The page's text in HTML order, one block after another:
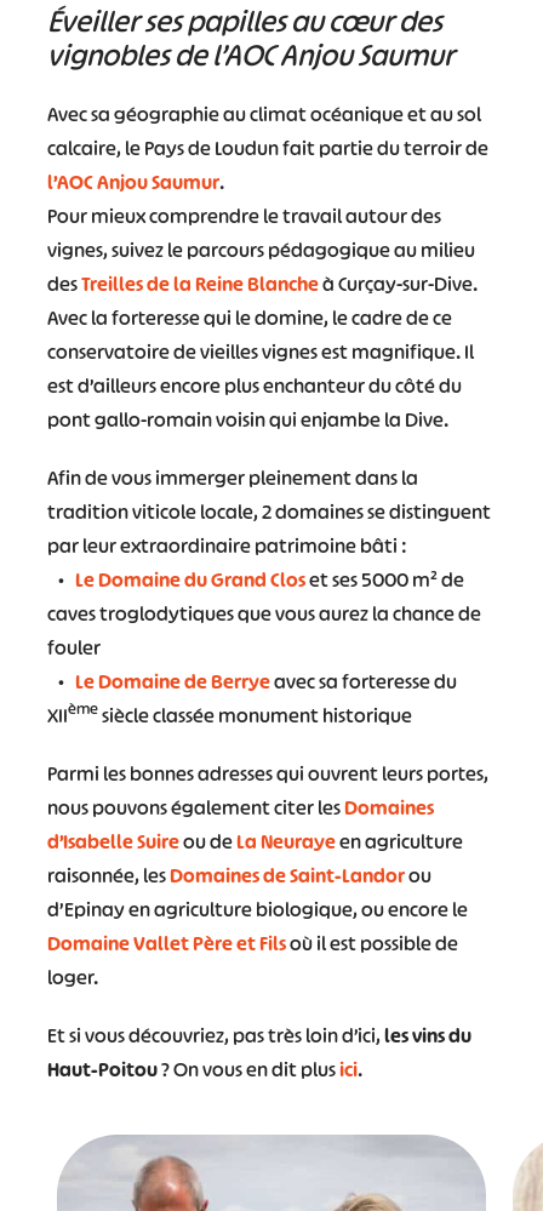
Éveiller ses papilles au cœur des
vignobles de l’AOC Anjou Saumur
Avec sa géographie au climat océanique et au sol
calcaire, le Pays de Loudun fait partie du terroir de
l’AOC Anjou Saumur.
Pour mieux comprendre le travail autour des
vignes, suivez le parcours pédagogique au milieu
desTreilles de la Reine Blancheà Curçay-sur-Dive.
Avec la forteresse qui le domine, le cadre de ce
conservatoire de vieilles vignes est magnifique. Il
est d’ailleurs encore plus enchanteur du côté du
pont gallo-romain voisin qui enjambe la Dive.
Afin de vous immerger pleinement dans la
tradition viticole locale, 2 domaines se distinguent
par leur extraordinaire patrimoine bâti :
• Le Domaine du Grand Closet ses 5000 m² de
caves troglodytiques que vous aurez la chance de
fouler
• Le Domaine de Berryeavec sa forteresse du
XIIèmesiècle classée monument historique
Parmi les bonnes adresses qui ouvrent leurs portes,
nous pouvons également citer lesDomaines
d’Isabelle Suireou deLa Neurayeen agriculture
raisonnée, lesDomaines de Saint-Landorou
d’Epinay en agriculture biologique, ou encore le
Domaine Vallet Père et Filsoù il est possible de
loger.
Et si vous découvriez, pas très loin d’ici,les vins du
Haut-Poitou? On vous en dit plusici.